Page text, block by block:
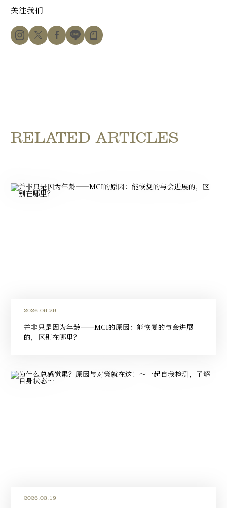
关注我们
RELATED ARTICLES
2026.06.29
并非只是因为年龄——MCI的原因：能恢复的与会进展
的，区别在哪里？
2026.03.19